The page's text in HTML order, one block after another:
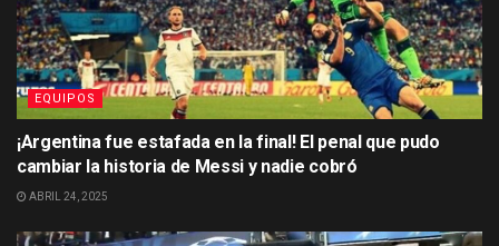
EQUIPOS
¡Argentina fue estafada en la final! El penal que pudo
cambiar la historia de Messi y nadie cobró
ABRIL 24, 2025